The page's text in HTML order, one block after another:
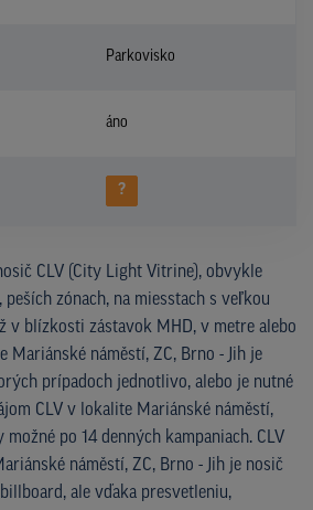
Parkovisko
áno
?
CLV (City Light Vitrine), obvykle
zónach, na miesstach s veľkou
v blízkosti zástavok MHD, v metre alebo
Mariánské náměstí, ZC, Brno - Jih je
prípadoch jednotlivo, alebo je nutné
CLV v lokalite Mariánské náměstí,
možné po 14 denných kampaniach. CLV
náměstí, ZC, Brno - Jih je nosič
ale vďaka presvetleniu,